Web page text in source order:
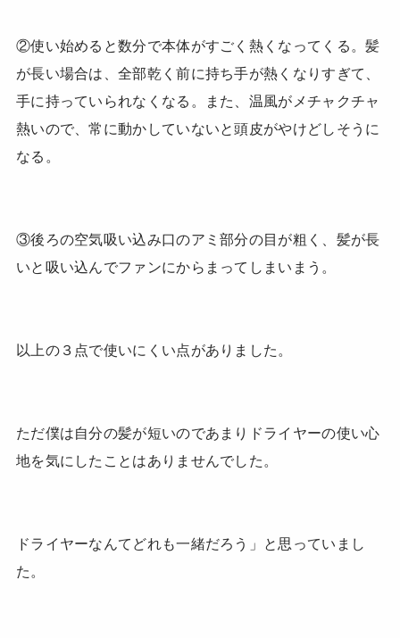
②使い始めると数分で本体がすごく熱くなってくる。髪
が長い場合は、全部乾く前に持ち手が熱くなりすぎて、
手に持っていられなくなる。また、温風がメチャクチャ
熱いので、常に動かしていないと頭皮がやけどしそうに
なる。
③後ろの空気吸い込み口のアミ部分の目が粗く、髪が長
いと吸い込んでファンにからまってしまいまう。
以上の３点で使いにくい点がありました。
ただ僕は自分の髪が短いのであまりドライヤーの使い心
地を気にしたことはありませんでした。
ドライヤーなんてどれも一緒だろう」と思っていまし
た。